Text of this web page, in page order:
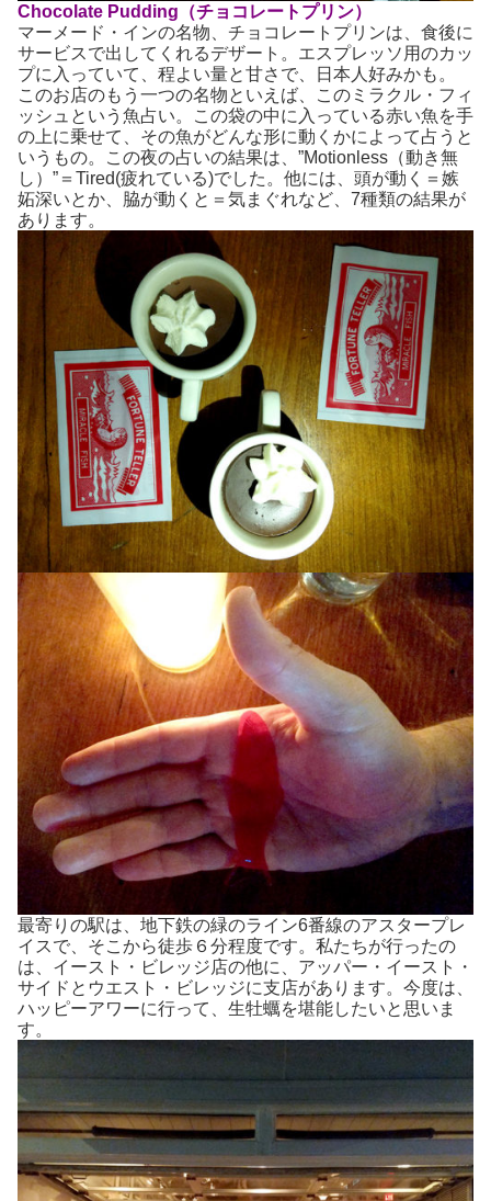
Chocolate Pudding（チョコレートプリン）
マーメード・インの名物、チョコレートプリンは、食後に
サービスで出してくれるデザート。エスプレッソ用のカッ
プに入っていて、程よい量と甘さで、日本人好みかも。
このお店のもう一つの名物といえば、このミラクル・フィ
ッシュという魚占い。この袋の中に入っている赤い魚を手
の上に乗せて、その魚がどんな形に動くかによって占うと
いうもの。この夜の占いの結果は、”Motionless（動き無
し）”＝Tired(疲れている)でした。他には、頭が動く＝嫉
妬深いとか、脇が動くと＝気まぐれなど、7種類の結果が
あります。
最寄りの駅は、地下鉄の緑のライン6番線のアスタープレ
イスで、そこから徒歩６分程度です。私たちが行ったの
は、イースト・ビレッジ店の他に、アッパー・イースト・
サイドとウエスト・ビレッジに支店があります。今度は、
ハッピーアワーに行って、生牡蠣を堪能したいと思いま
す。